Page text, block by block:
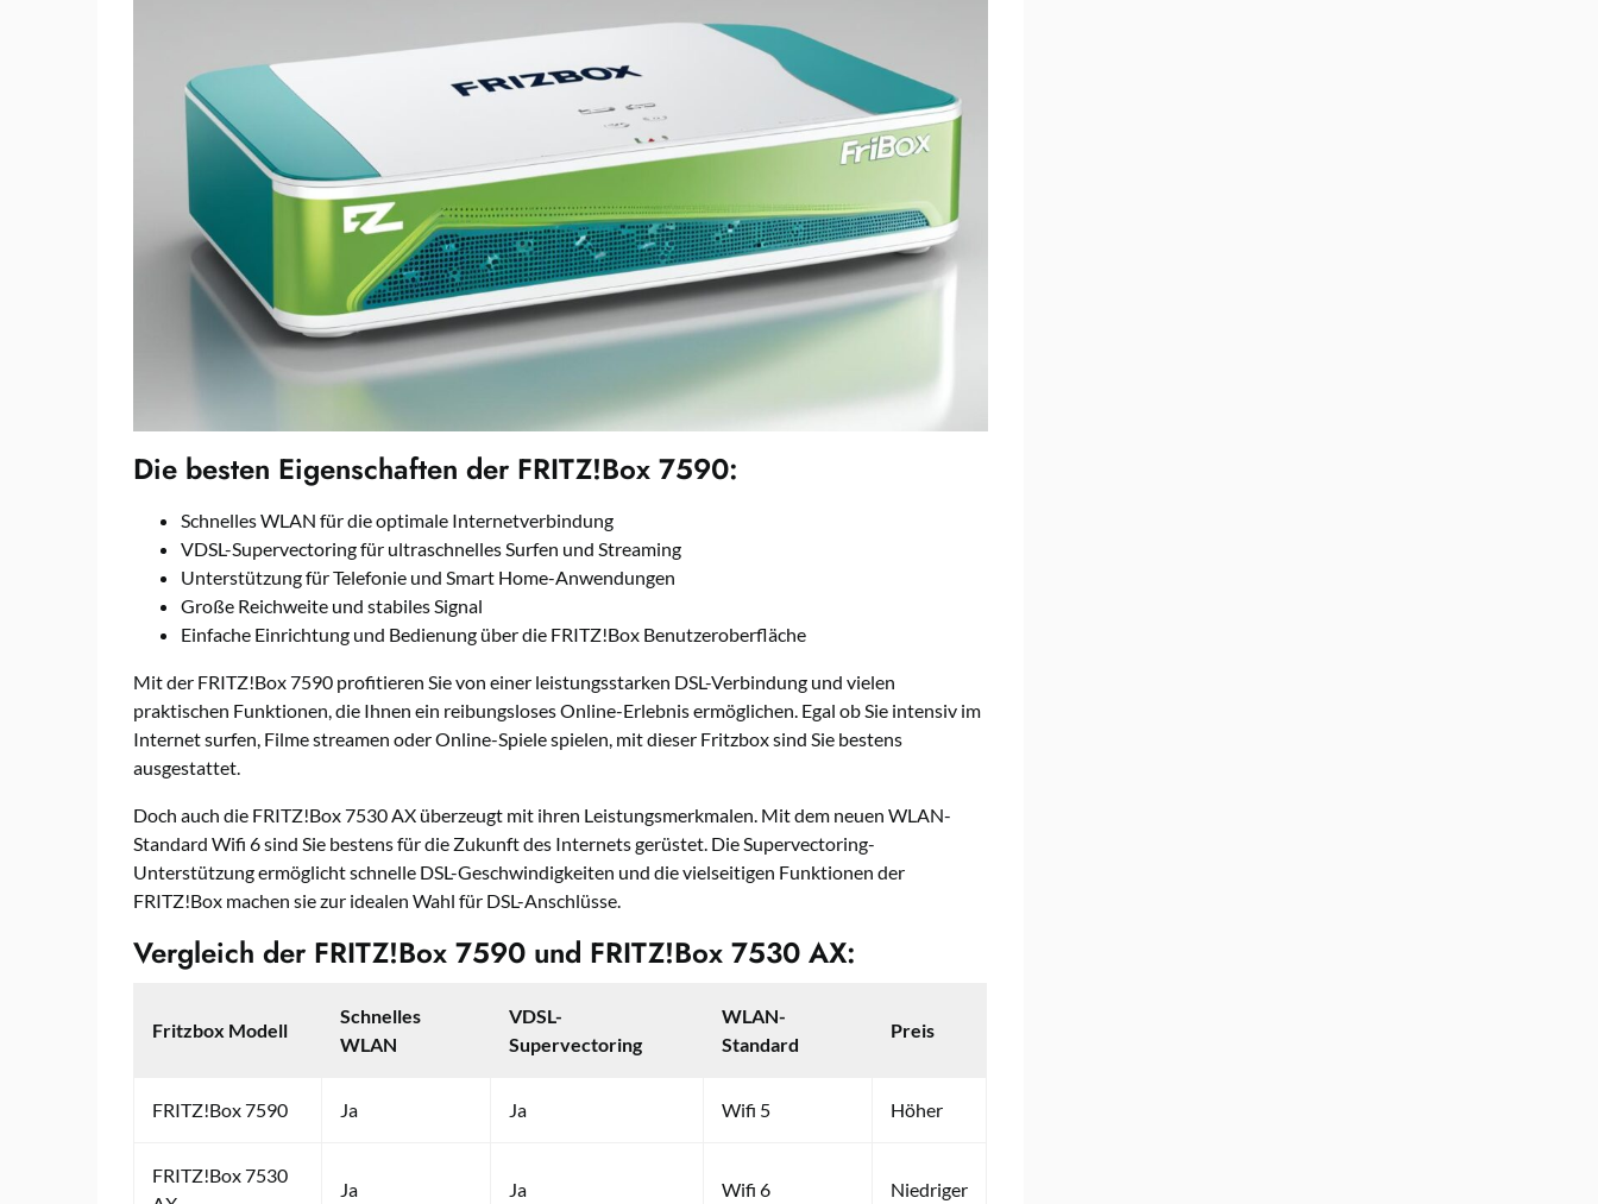
Die besten Eigenschaften der FRITZ!Box 7590:
Schnelles WLAN für die optimale Internetverbindung
VDSL-Supervectoring für ultraschnelles Surfen und Streaming
Unterstützung für Telefonie und Smart Home-Anwendungen
Große Reichweite und stabiles Signal
Einfache Einrichtung und Bedienung über die FRITZ!Box Benutzeroberfläche
Mit der FRITZ!Box 7590 profitieren Sie von einer leistungsstarken DSL-Verbindung und vielen
praktischen Funktionen, die Ihnen ein reibungsloses Online-Erlebnis ermöglichen. Egal ob Sie intensiv im
Internet surfen, Filme streamen oder Online-Spiele spielen, mit dieser Fritzbox sind Sie bestens
ausgestattet.
Doch auch die FRITZ!Box 7530 AX überzeugt mit ihren Leistungsmerkmalen. Mit dem neuen WLAN-
Standard Wifi 6 sind Sie bestens für die Zukunft des Internets gerüstet. Die Supervectoring-
Unterstützung ermöglicht schnelle DSL-Geschwindigkeiten und die vielseitigen Funktionen der
FRITZ!Box machen sie zur idealen Wahl für DSL-Anschlüsse.
Vergleich der FRITZ!Box 7590 und FRITZ!Box 7530 AX:
Fritzbox Modell
Schnelles
WLAN
VDSL-
Supervectoring
WLAN-
Standard
Preis
FRITZ!Box 7590 Ja Ja Wifi 5 Höher
FRITZ!Box 7530
Ja Ja Wifi 6 Niedriger